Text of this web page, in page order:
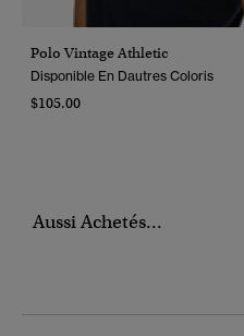
Polo Vintage Athletic
Disponible En Dautres Coloris
$105.00
Aussi Achetés...